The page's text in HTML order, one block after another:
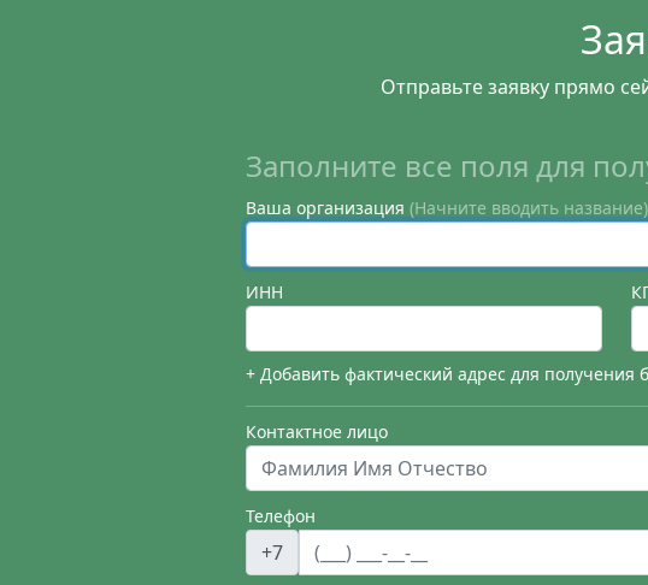
Отправьте заявку прямо
Заполните все поля для
Ваша организация (Начните вводить название)
ИНН
+ Добавить фактический адрес для получения
Контактное лицо
Телефон
+7